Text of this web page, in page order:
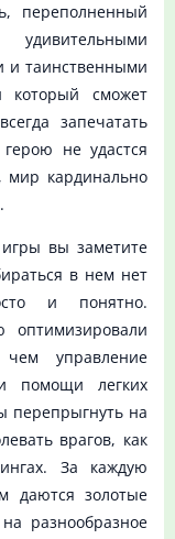
переполненный
и таинственными
который сможет
запечатать
не удастся
мир кардинально
вы заметите
в нем нет
и понятно.
оптимизировали
управление
помощи легких
перепрыгнуть на
врагов, как
За каждую
даются золотые
разнообразное